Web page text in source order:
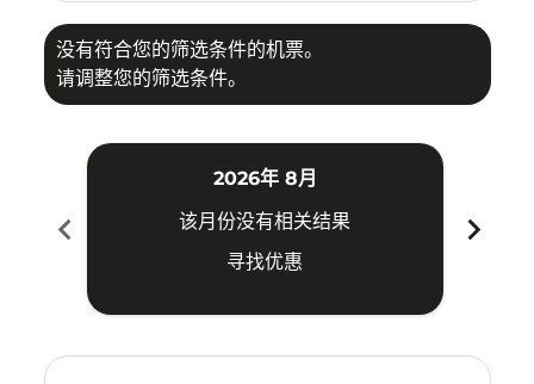
没有符合您的筛选条件的机票。
请调整您的筛选条件。
chevron_left
2026年 8月
该月份没有相关结果
寻找优惠
chevron_right